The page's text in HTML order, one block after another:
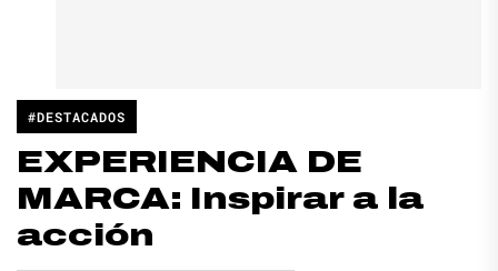
#DESTACADOS
EXPERIENCIA DE
MARCA: Inspirar a la
acción